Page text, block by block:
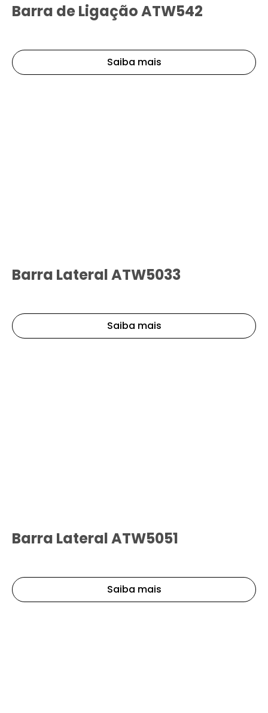
Barra de Ligação ATW542
Saiba mais
Barra Lateral ATW5033
Saiba mais
Barra Lateral ATW5051
Saiba mais